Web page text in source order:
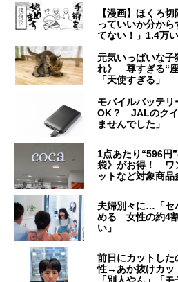
【漫画】ほくろ
っていいか分か
てない！」1.4万
元気いっぱいな
れ》 尊すぎる“座
「天使すぎる」
モバイルバッテ
OK？ JALのクイ
ませんでした」
1点あたり“596円
袋》がお得！ ワ
ットなど対象商品
夫婦別々に…「セ
める 女性の約4
い」
前日にカットし
性→あか抜けカ